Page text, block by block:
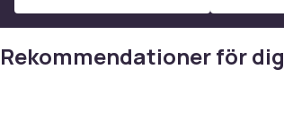
Rekommendationer för dig